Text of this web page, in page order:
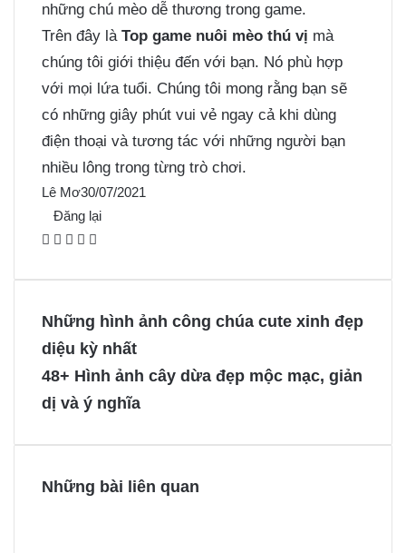
những chú mèo dễ thương trong game.
Trên đây là Top game nuôi mèo thú vị mà
chúng tôi giới thiệu đến với bạn. Nó phù hợp
với mọi lứa tuổi. Chúng tôi mong rằng bạn sẽ
có những giây phút vui vẻ ngay cả khi dùng
điện thoại và tương tác với những người bạn
nhiều lông trong từng trò chơi.
Lê Mơ30/07/2021
Đăng lại
F
o
o
k
X P
r
e
s
M
e
n
g
e
n
g
e
Những hình ảnh công chúa cute xinh đẹp
diệu kỳ nhất
48+ Hình ảnh cây dừa đẹp mộc mạc, giản
dị và ý nghĩa
Những bài liên quan